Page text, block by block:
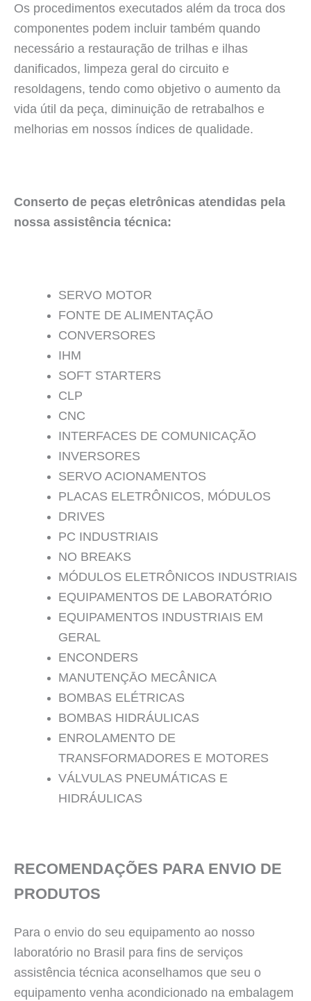
Os procedimentos executados além da troca dos
componentes podem incluir também quando
necessário a restauração de trilhas e ilhas
danificados, limpeza geral do circuito e
resoldagens, tendo como objetivo o aumento da
vida útil da peça, diminuição de retrabalhos e
melhorias em nossos índices de qualidade.
Conserto de peças eletrônicas atendidas pela
nossa assistência técnica:
SERVO MOTOR
FONTE DE ALIMENTAÇĀO
CONVERSORES
IHM
SOFT STARTERS
CLP
CNC
INTERFACES DE COMUNICAÇÃO
INVERSORES
SERVO ACIONAMENTOS
PLACAS ELETRÔNICOS, MÓDULOS
DRIVES
PC INDUSTRIAIS
NO BREAKS
MÓDULOS ELETRÔNICOS INDUSTRIAIS
EQUIPAMENTOS DE LABORATÓRIO
EQUIPAMENTOS INDUSTRIAIS EM
GERAL
ENCONDERS
MANUTENÇĀO MECÂNICA
BOMBAS ELÉTRICAS
BOMBAS HIDRÁULICAS
ENROLAMENTO DE
TRANSFORMADORES E MOTORES
VÁLVULAS PNEUMÁTICAS E
HIDRÁULICAS
RECOMENDAÇÕES PARA ENVIO DE
PRODUTOS
Para o envio do seu equipamento ao nosso
laboratório no Brasil para fins de serviços
assistência técnica aconselhamos que seu o
equipamento venha acondicionado na embalagem